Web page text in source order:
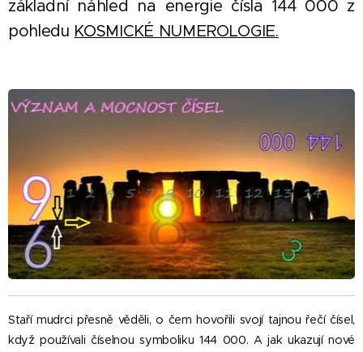
základní náhled na energie čísla 144 000 z
pohledu KOSMICKÉ NUMEROLOGIE.
Staří mudrci přesně věděli, o čem hovořili svojí tajnou řečí čísel,
když používali číselnou symboliku 144 000. A jak ukazují nové